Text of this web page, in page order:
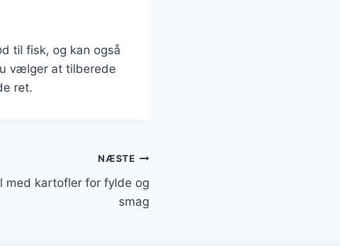
til fisk, og kan også
vælger at tilberede
ret.
NÆSTE
med kartofler for fylde og
smag